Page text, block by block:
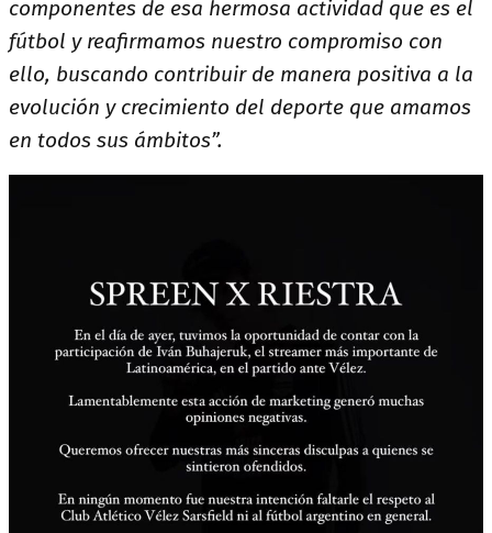
componentes de esa hermosa actividad que es el
fútbol y reafirmamos nuestro compromiso con
ello, buscando contribuir de manera positiva a la
evolución y crecimiento del deporte que amamos
en todos sus ámbitos”.